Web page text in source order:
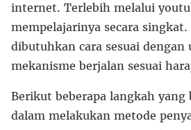
internet. Terlebih melalui
mempelajarinya secara singkat.
dibutuhkan cara sesuai dengan
mekanisme berjalan sesuai
Berikut beberapa langkah yang
dalam melakukan metode